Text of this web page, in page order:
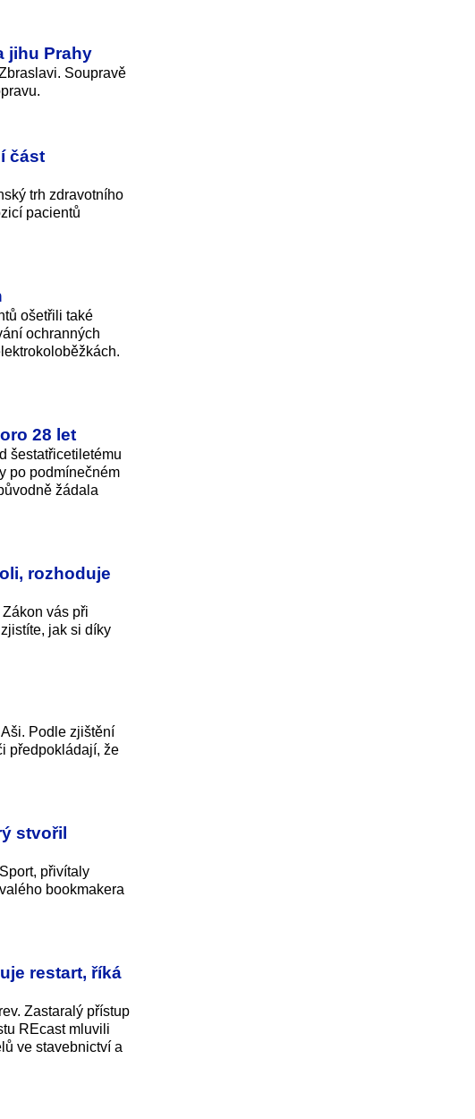
jihu Prahy
Soupravě
část
trh zdravotního
pacientů
ošetřili také
ochranných
28 let
šestatřicetiletému
po podmínečném
žádala
rozhoduje
vás při
jak si díky
Podle zjištění
předpokládají, že
stvořil
přivítaly
bookmakera
restart, říká
Zastaralý přístup
REcast mluvili
ve stavebnictví a